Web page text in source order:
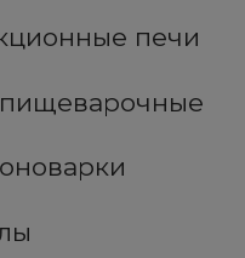
печи